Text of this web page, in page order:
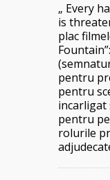
„ Every
is
plac
pentru
pentru
pentru
rolurile